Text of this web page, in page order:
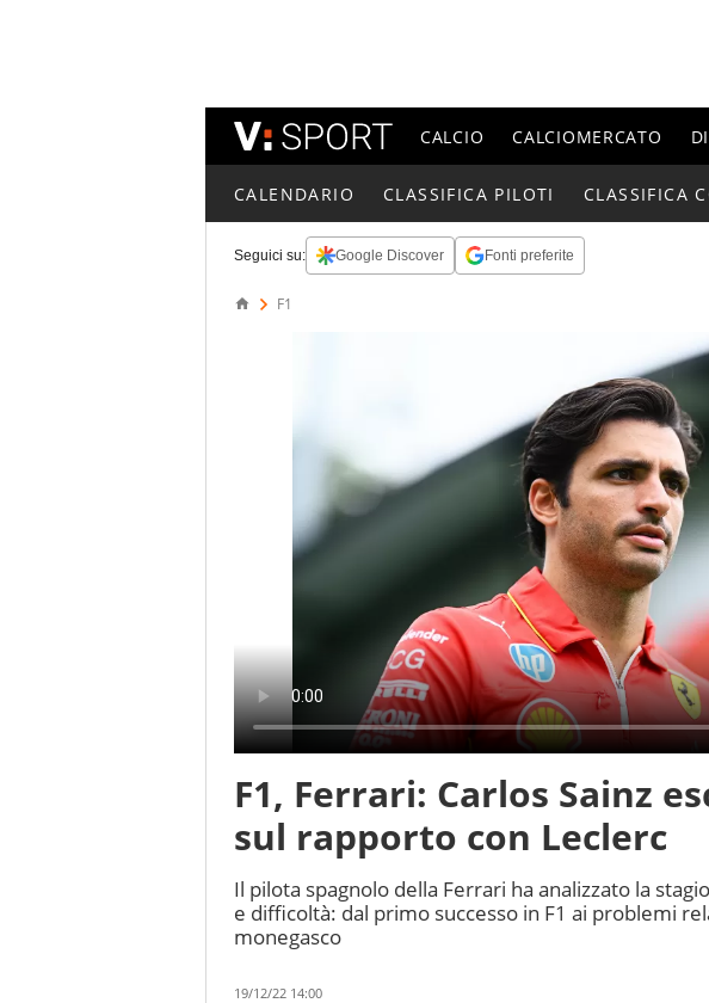
CALCIO CALCIOMERCATO
CALENDARIO CLASSIFICA PILOTI CLASSIFICA
Seguici su: Google Discover Fonti preferite
F1
F1, Ferrari: Carlos Sainz
sul rapporto con Leclerc
Il pilota spagnolo della Ferrari ha analizzato la
e difficoltà: dal primo successo in F1 ai problemi
monegasco
19/12/22 14:00